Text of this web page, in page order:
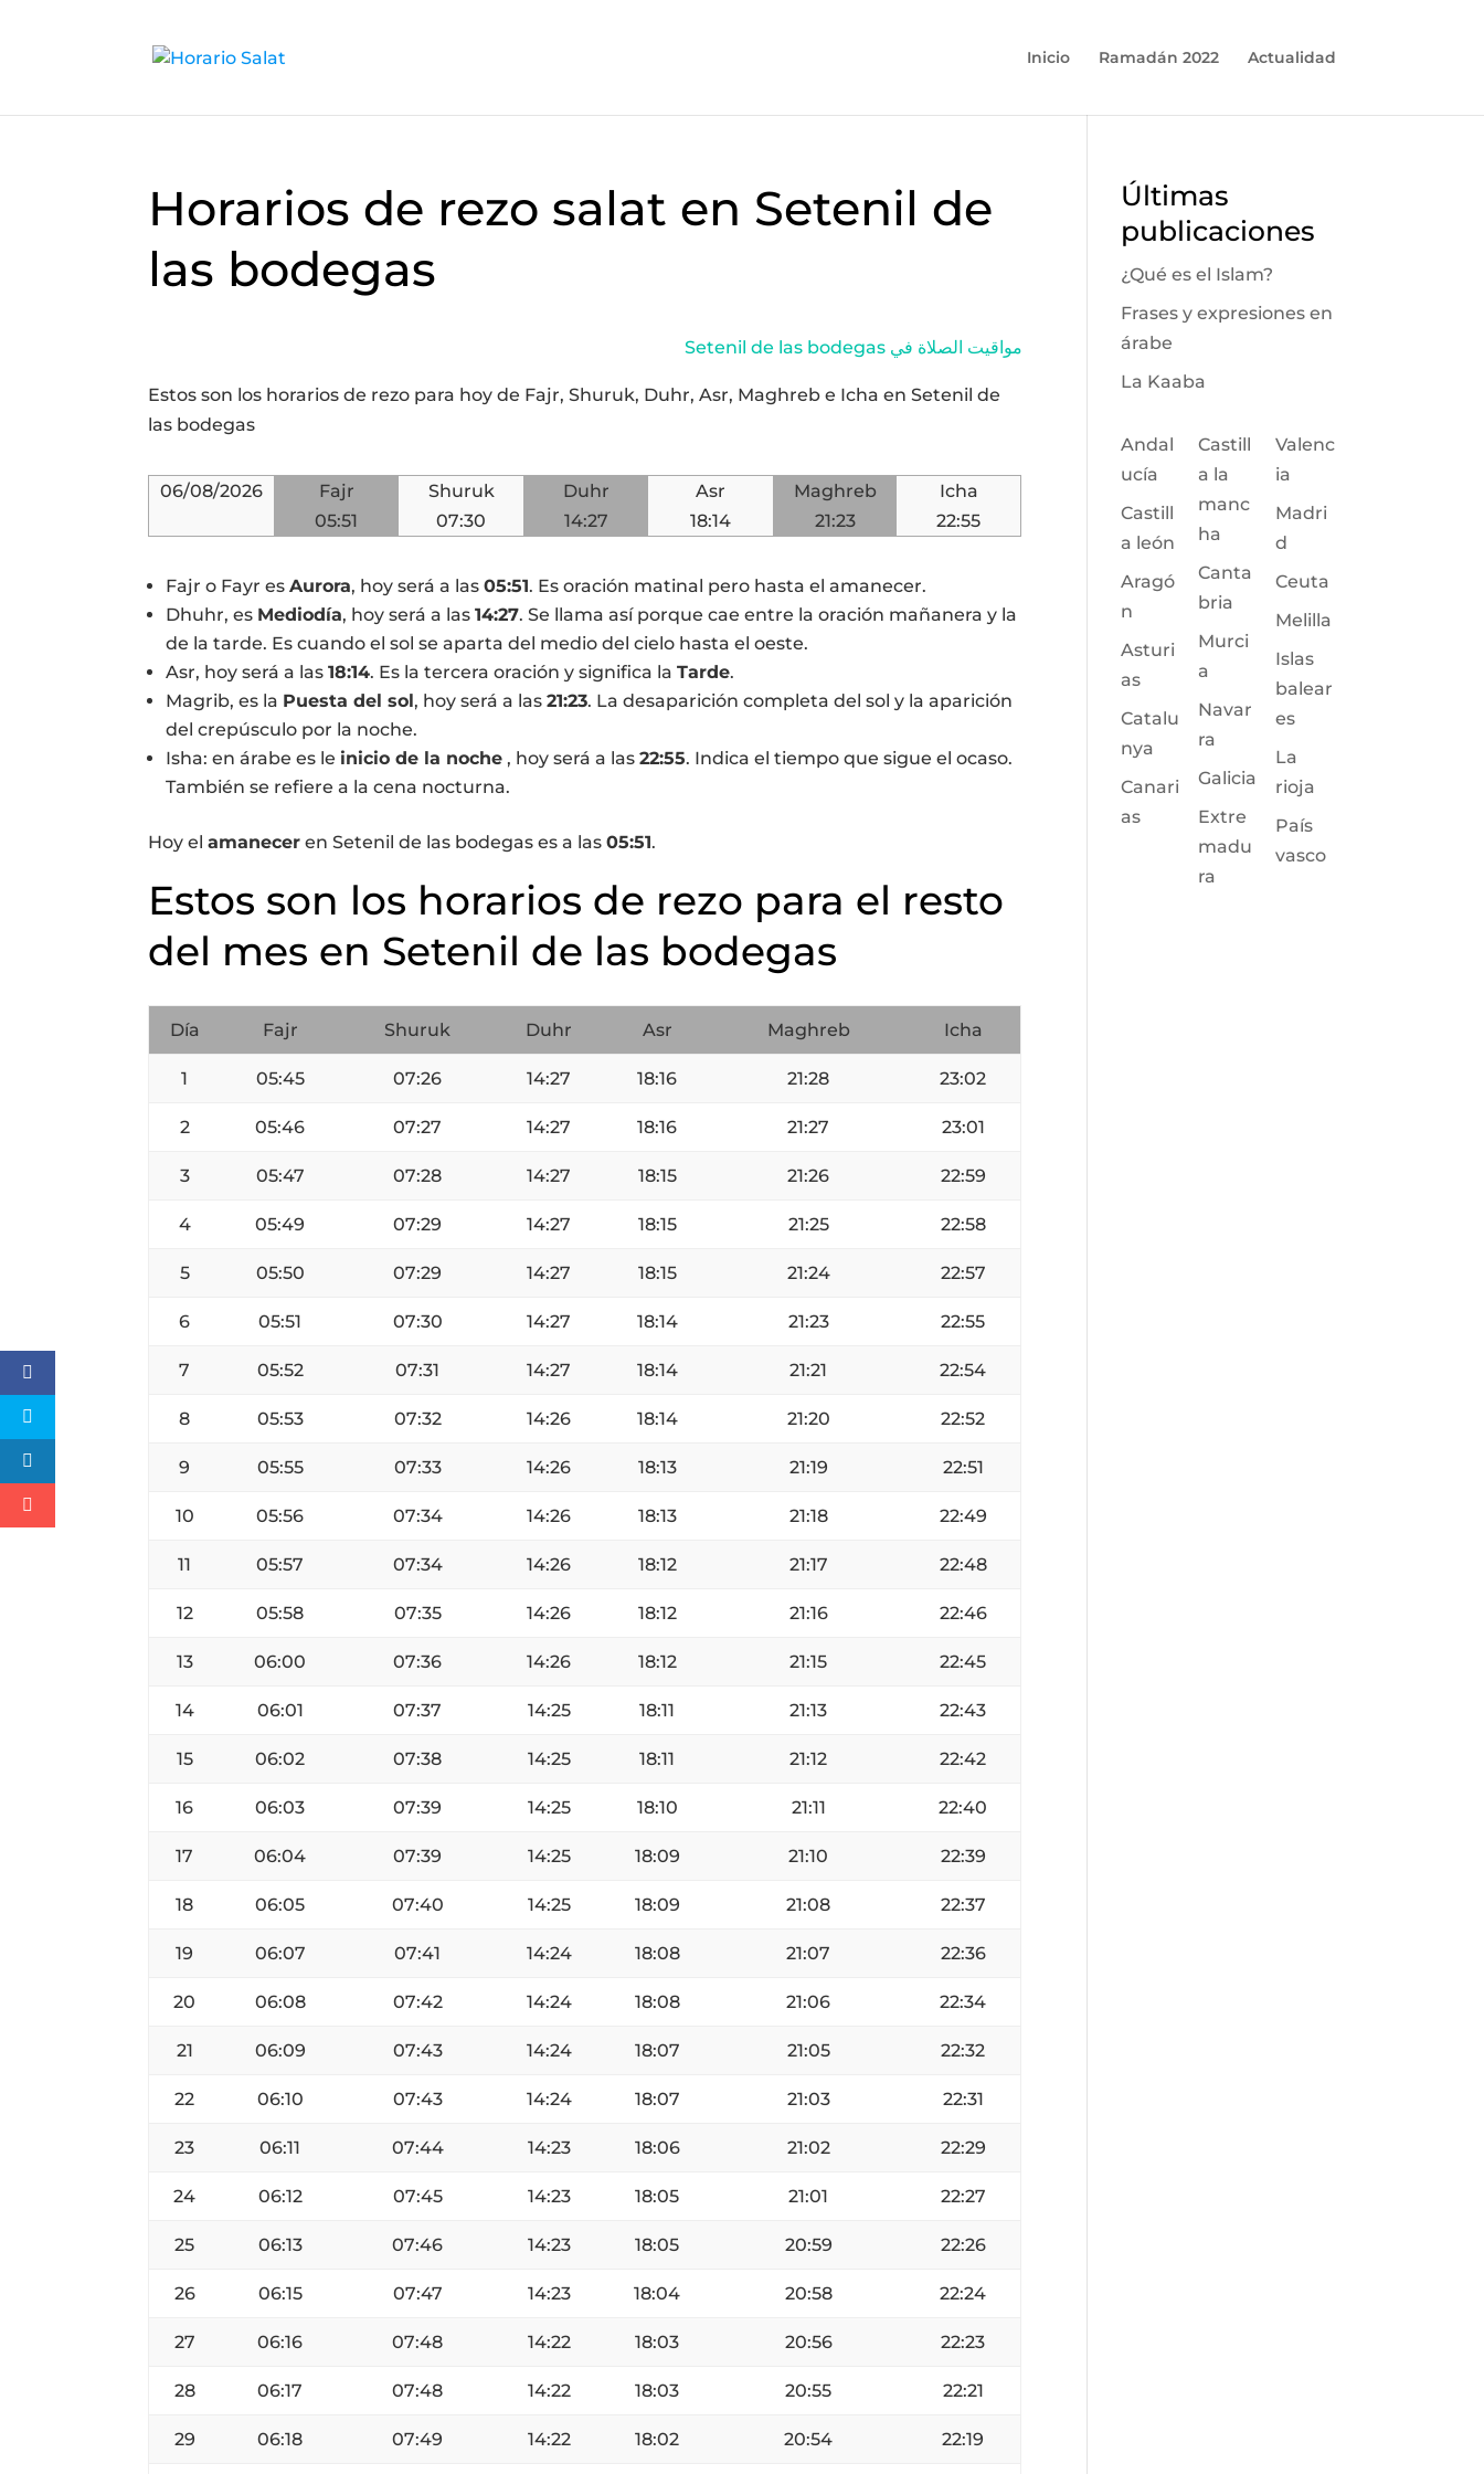
Inicio Ramadán 2022 Actualidad
Horarios de rezo salat en Setenil de
las bodegas
Setenil de las bodegas مواقيت الصلاة في
Estos son los horarios de rezo para hoy de Fajr, Shuruk, Duhr, Asr, Maghreb e Icha en Setenil de
las bodegas
06/08/2026
Fajr
05:51
Shuruk
07:30
Duhr
14:27
Asr
18:14
Maghreb
21:23
Icha
22:55
Fajr o Fayr esAurora, hoy será a las05:51. Es oración matinal pero hasta el amanecer.
Dhuhr, es Mediodía, hoy será a las14:27. Se llama así porque cae entre la oración mañanera y la
de la tarde. Es cuando el sol se aparta del medio del cielo hasta el oeste.
Asr, hoy será a las18:14. Es la tercera oración y significa laTarde.
Magrib, es la Puesta del sol, hoy será a las21:23. La desaparición completa del sol y la aparición
del crepúsculo por la noche.
Isha: en árabe es le inicio de la noche , hoy será a las22:55. Indica el tiempo que sigue el ocaso.
También se refiere a la cena nocturna.
Hoy elamanecer en Setenil de las bodegas es a las05:51.
Estos son los horarios de rezo para el resto
del mes en Setenil de las bodegas
Día Fajr Shuruk Duhr Asr Maghreb Icha
1 05:45 07:26 14:27 18:16 21:28 23:02
2 05:46 07:27 14:27 18:16 21:27 23:01
3 05:47 07:28 14:27 18:15 21:26 22:59
4 05:49 07:29 14:27 18:15 21:25 22:58
5 05:50 07:29 14:27 18:15 21:24 22:57
6 05:51 07:30 14:27 18:14 21:23 22:55
7 05:52 07:31 14:27 18:14 21:21 22:54
8 05:53 07:32 14:26 18:14 21:20 22:52
9 05:55 07:33 14:26 18:13 21:19 22:51
10 05:56 07:34 14:26 18:13 21:18 22:49
11 05:57 07:34 14:26 18:12 21:17 22:48
12 05:58 07:35 14:26 18:12 21:16 22:46
13 06:00 07:36 14:26 18:12 21:15 22:45
14 06:01 07:37 14:25 18:11 21:13 22:43
15 06:02 07:38 14:25 18:11 21:12 22:42
16 06:03 07:39 14:25 18:10 21:11 22:40
17 06:04 07:39 14:25 18:09 21:10 22:39
18 06:05 07:40 14:25 18:09 21:08 22:37
19 06:07 07:41 14:24 18:08 21:07 22:36
20 06:08 07:42 14:24 18:08 21:06 22:34
21 06:09 07:43 14:24 18:07 21:05 22:32
22 06:10 07:43 14:24 18:07 21:03 22:31
23 06:11 07:44 14:23 18:06 21:02 22:29
24 06:12 07:45 14:23 18:05 21:01 22:27
25 06:13 07:46 14:23 18:05 20:59 22:26
26 06:15 07:47 14:23 18:04 20:58 22:24
27 06:16 07:48 14:22 18:03 20:56 22:23
28 06:17 07:48 14:22 18:03 20:55 22:21
29 06:18 07:49 14:22 18:02 20:54 22:19
Últimas
publicaciones
¿Qué es el Islam?
Frases y expresiones en
árabe
La Kaaba
Andal
ucía
Castill
a león
Aragó
n
Asturi
as
Catalu
nya
Canari
as
Castill
a la
manc
ha
Canta
bria
Murci
a
Navar
ra
Galicia
Extre
madu
ra
Valenc
ia
Madri
d
Ceuta
Melilla
Islas
balear
es
La
rioja
País
vasco